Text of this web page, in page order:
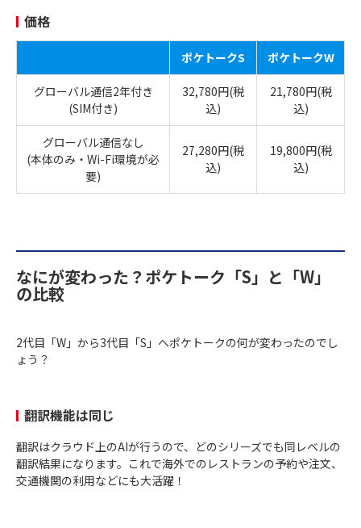
価格
ポケトークS ポケトークW
グローバル通信2年付き
(SIM付き)
32,780円(税
込)
21,780円(税
込)
グローバル通信なし
(本体のみ・Wi-Fi環境が必
要)
27,280円(税
込)
19,800円(税
込)
なにが変わった？ポケトーク「S」と「W」
の比較
2代目「W」から3代目「S」へポケトークの何が変わったのでし
ょう？
翻訳機能は同じ
翻訳はクラウド上のAIが行うので、どのシリーズでも同レベルの
翻訳結果になります。これで海外でのレストランの予約や注文、
交通機関の利用などにも大活躍！